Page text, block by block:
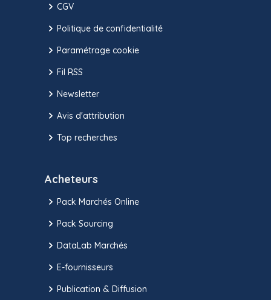
CGV
Politique de confidentialité
Paramétrage cookie
Fil RSS
Newsletter
Avis d'attribution
Top recherches
Acheteurs
Pack Marchés Online
Pack Sourcing
DataLab Marchés
E-fournisseurs
Publication & Diffusion